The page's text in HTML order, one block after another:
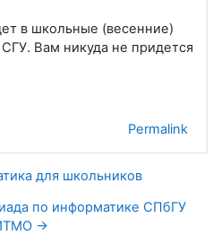
в школьные (весенние)
Вам никуда не придется
Permalink
для школьников
по информатике СПбГУ
→